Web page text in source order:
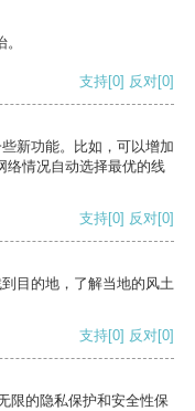
支持[0] 反对[0]
新功能。比如，可以增加
络情况自动选择最优的线
支持[0] 反对[0]
目的地，了解当地的风土
支持[0] 反对[0]
限的隐私保护和安全性保